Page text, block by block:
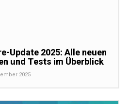
Update 2025: Alle neuen
und Tests im Überblick
2025